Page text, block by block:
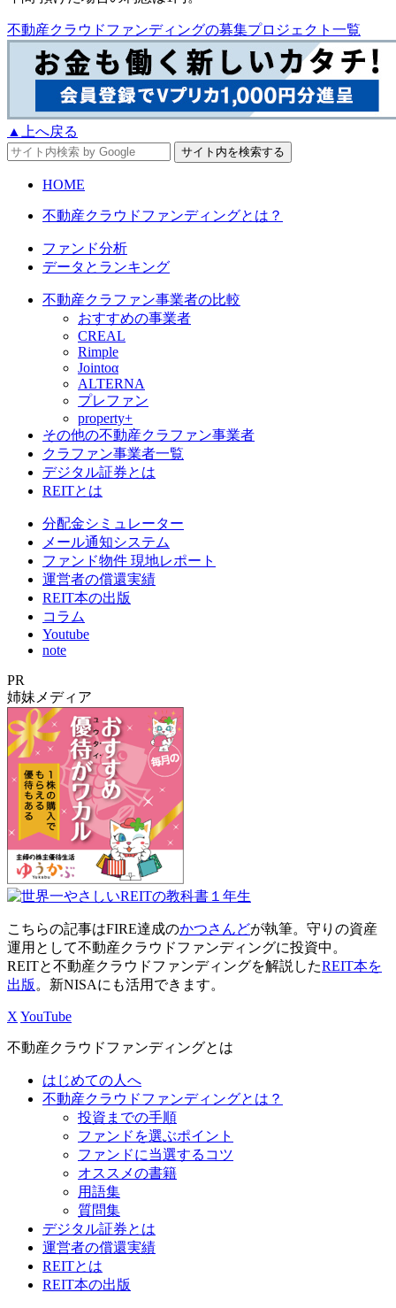
不動産クラウドファンディングの募集プロジェクト一覧
▲上へ戻る
HOME
不動産クラウドファンディングとは？
ファンド分析
データとランキング
不動産クラファン事業者の比較
おすすめの事業者
CREAL
Rimple
Jointoα
ALTERNA
プレファン
property+
その他の不動産クラファン事業者
クラファン事業者一覧
デジタル証券とは
REITとは
分配金シミュレーター
メール通知システム
ファンド物件 現地レポート
運営者の償還実績
REIT本の出版
コラム
Youtube
note
PR
姉妹メディア
こちらの記事はFIRE達成のかつさんどが執筆。守りの資産
運用として不動産クラウドファンディングに投資中。
REITと不動産クラウドファンディングを解説したREIT本を
出版 。新NISAにも活用できます。
X YouTube
不動産クラウドファンディングとは
はじめての人へ
不動産クラウドファンディングとは？
投資までの手順
ファンドを選ぶポイント
ファンドに当選するコツ
オススメの書籍
用語集
質問集
デジタル証券とは
運営者の償還実績
REITとは
REIT本の出版